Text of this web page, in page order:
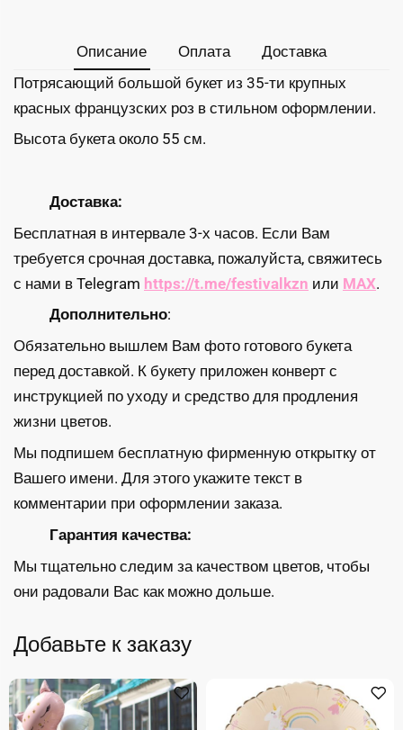
Описание Оплата
Доставка
Потрясающий большой букет из 35-ти крупных
красных французских роз в стильном оформлении.
Высота букета около 55 см.
Доставка:
Бесплатная в интервале 3-х часов. Если Вам
требуется срочная доставка, пожалуйста, свяжитесь
с нами в Telegram https://t.me/festivalkzn или MAX.
Дополнительно:
Обязательно вышлем Вам фото готового букета
перед доставкой. К букету приложен конверт с
инструкцией по уходу и средство для продления
жизни цветов.
Мы подпишем бесплатную фирменную открытку от
Вашего имени. Для этого укажите текст в
комментарии при оформлении заказа.
Гарантия качества:
Мы тщательно следим за качеством цветов, чтобы
они радовали Вас как можно дольше.
Добавьте к заказу